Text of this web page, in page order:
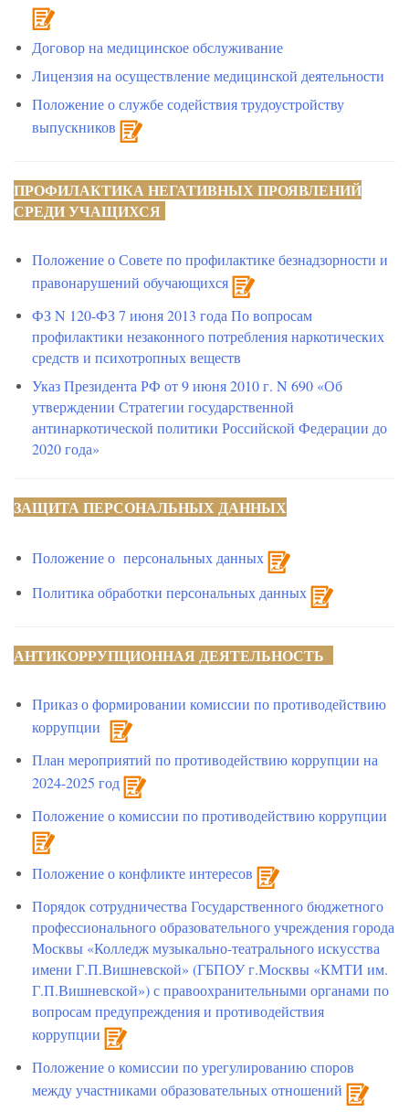
Договор на медицинское обслуживание
Лицензия на осуществление медицинской деятельности
Положение о службе содействия трудоустройству
выпускников
ПРОФИЛАКТИКА НЕГАТИВНЫХ ПРОЯВЛЕНИЙ
СРЕДИ УЧАЩИХСЯ
Положение о Совете по профилактике безнадзорности и
правонарушений обучающихся
ФЗ N 120-ФЗ 7 июня 2013 года По вопросам
профилактики незаконного потребления наркотических
средств и психотропных веществ
Указ Президента РФ от 9 июня 2010 г. N 690 «Об
утверждении Стратегии государственной
антинаркотической политики Российской Федерации до
2020 года»
ЗАЩИТА ПЕРСОНАЛЬНЫХ ДАННЫХ
Положение о персональных данных
Политика обработки персональных данных
АНТИКОРРУПЦИОННАЯ ДЕЯТЕЛЬНОСТЬ
Приказ о формировании комиссии по противодействию
коррупции
План мероприятий по противодействию коррупции на
2024-2025 год
Положение о комиссии по противодействию коррупции
Положение о конфликте интересов
Порядок сотрудничества Государственного бюджетного
профессионального образовательного учреждения города
Москвы «Колледж музыкально-театрального искусства
имени Г.П.Вишневской» (ГБПОУ г.Москвы «КМТИ им.
Г.П.Вишневской») с правоохранительными органами по
вопросам предупреждения и противодействия
коррупции
Положение о комиссии по урегулированию споров
между участниками образовательных отношений